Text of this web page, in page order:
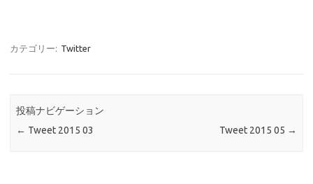
カテゴリー: Twitter
投稿ナビゲーション
← Tweet 2015 03 Tweet 2015 05 →